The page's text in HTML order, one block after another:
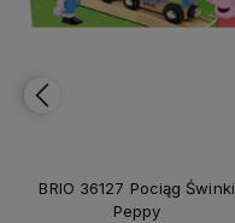
BRIO 36127 Pociąg Świnki
Peppy